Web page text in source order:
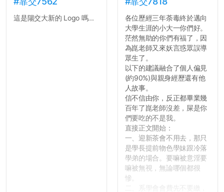
這是陽交大新的 Logo 嗎...
各位歷經三年荼毒終於邁向
大學生涯的小大一你們好。
茫然無助的你們有福了，因
為崑老師又來妖言惑眾誤導
眾生了。
以下的建議融合了個人偏見
(約90%)與親身經歷還有他
人故事。
信不信由你，反正都畢業幾
百年了崑老師沒差，屎是你
們要吃的不是我。
直接正文開始：
一、迎新茶會不用去，那只
是學長提前物色學妹跟冷落
學弟的場合。要嘛被意淫要
嘛被無視，無論哪個都很
慘。